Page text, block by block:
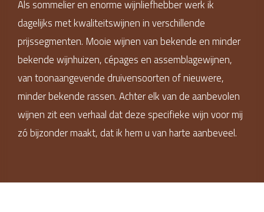
Als sommelier en enorme wijnliefhebber werk ik
dagelijks met kwaliteitswijnen in verschillende
prijssegmenten. Mooie wijnen van bekende en minder
bekende wijnhuizen, cépages en assemblagewijnen,
van toonaangevende druivensoorten of nieuwere,
minder bekende rassen. Achter elk van de aanbevolen
wijnen zit een verhaal dat deze specifieke wijn voor mij
zó bijzonder maakt, dat ik hem u van harte aanbeveel.